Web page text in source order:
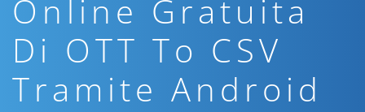
Online Gratuita
Di OTT To CSV
Tramite Android